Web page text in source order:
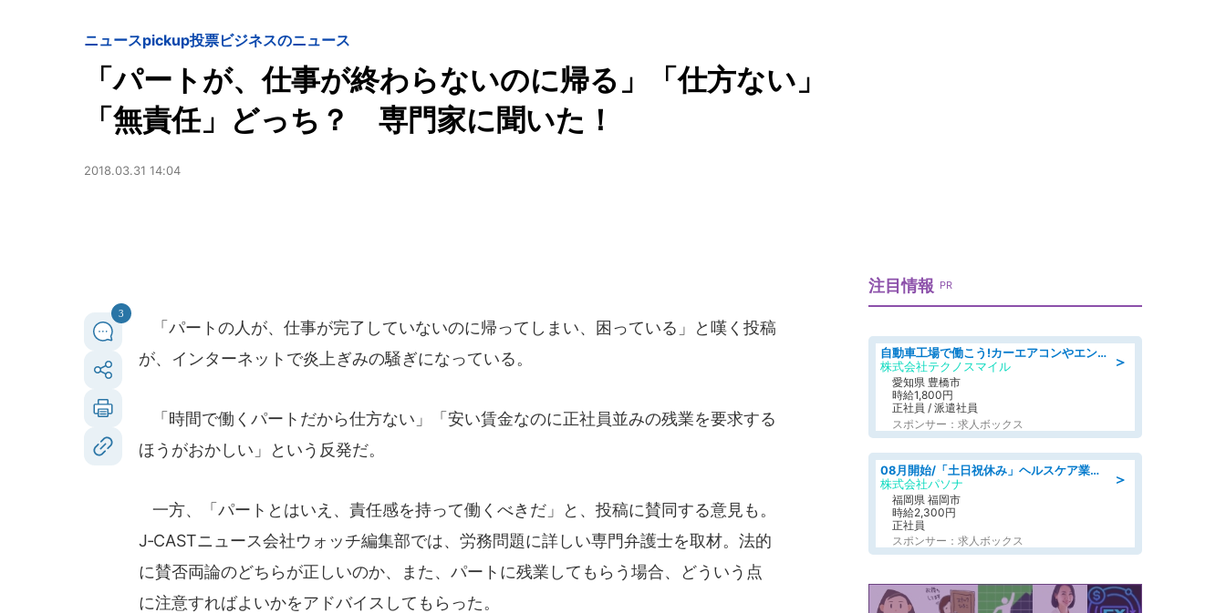
ニュースpickup投票ビジネスのニュース
「パートが、仕事が終わらないのに帰る」「仕方ない」
「無責任」どっち？ 専門家に聞いた！
2018.03.31 14:04
3
「パートの人が、仕事が完了していないのに帰ってしまい、困っている」と嘆く投稿
が、インターネットで炎上ぎみの騒ぎになっている。
「時間で働くパートだから仕方ない」「安い賃金なのに正社員並みの残業を要求する
ほうがおかしい」という反発だ。
一方、「パートとはいえ、責任感を持って働くべきだ」と、投稿に賛同する意見も。
J‐CASTニュース会社ウォッチ編集部では、労務問題に詳しい専門弁護士を取材。法的
に賛否両論のどちらが正しいのか、また、パートに残業してもらう場合、どういう点
に注意すればよいかをアドバイスしてもらった。
注目情報 PR
＞
自動車工場で働こう!カーエアコンやエンジンの製造・加工業務/寮完備 denso aichi
株式会社テクノスマイル
愛知県 豊橋市
時給1,800円
正社員 / 派遣社員
スポンサー：求人ボックス
＞
08月開始/「土日祝休み」ヘルスケア業界の産業保健師/高時給/未経験OK/要資格:保健師、正看護師
株式会社パソナ
福岡県 福岡市
時給2,300円
正社員
スポンサー：求人ボックス